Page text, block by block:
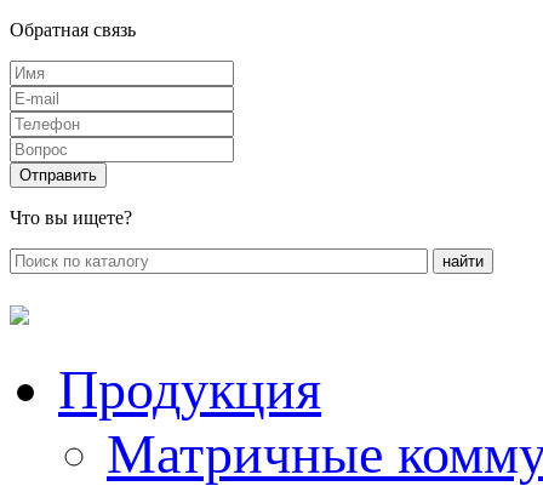
Обратная связь
Что вы ищете?
Продукция
Матричные